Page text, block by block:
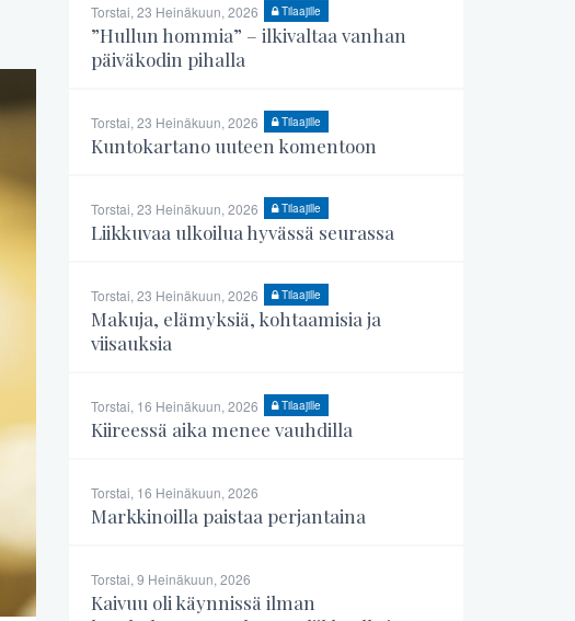
Torstai, 23 Heinäkuun, 2026 Tilaajille
”Hullun hommia” – ilkivaltaa vanhan
päiväkodin pihalla
Torstai, 23 Heinäkuun, 2026 Tilaajille
Kuntokartano uuteen komentoon
Torstai, 23 Heinäkuun, 2026 Tilaajille
Liikkuvaa ulkoilua hyvässä seurassa
Torstai, 23 Heinäkuun, 2026 Tilaajille
Makuja, elämyksiä, kohtaamisia ja
viisauksia
Torstai, 16 Heinäkuun, 2026 Tilaajille
Kiireessä aika menee vauhdilla
Torstai, 16 Heinäkuun, 2026
Markkinoilla paistaa perjantaina
Torstai, 9 Heinäkuun, 2026
Kaivuu oli käynnissä ilman